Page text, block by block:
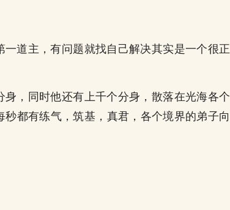
道主，有问题就找自己解决其实是一个很正
，同时他还有上千个分身，散落在光海各个
都有练气，筑基，真君，各个境界的弟子向